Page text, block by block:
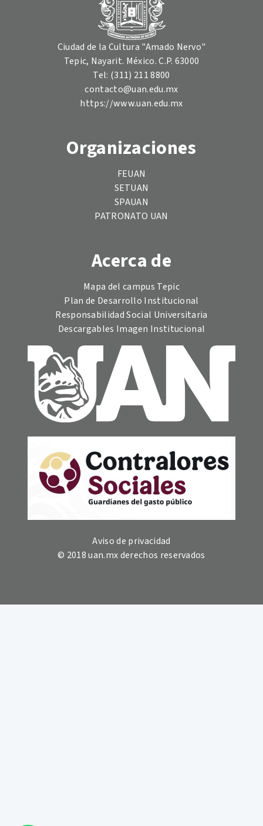
Ciudad de la Cultura "Amado Nervo"
Tepic, Nayarit. México. C.P. 63000
Tel: (311) 211 8800
contacto@uan.edu.mx
https://www.uan.edu.mx
Organizaciones
FEUAN
SETUAN
SPAUAN
PATRONATO UAN
Acerca de
Mapa del campus Tepic
Plan de Desarrollo Institucional
Responsabilidad Social Universitaria
Descargables Imagen Institucional
Aviso de privacidad
© 2018 uan.mx derechos reservados